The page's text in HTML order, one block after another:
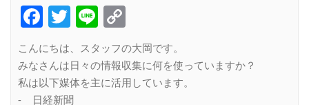
Facebook
Twitter
Line
Link
こんにちは、スタッフの大岡です。
みなさんは日々の情報収集に何を使っていますか？
私は以下媒体を主に活用しています。
⁃ 日経新聞